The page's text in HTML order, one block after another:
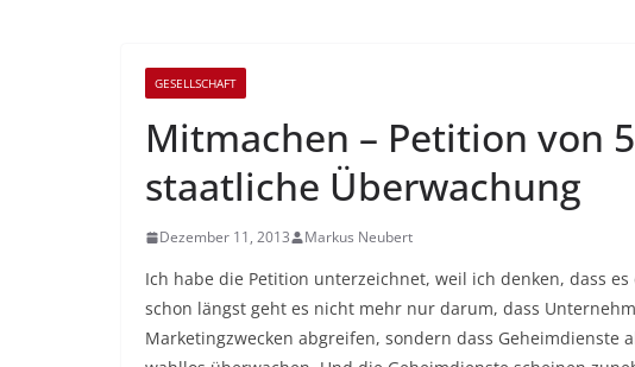
GESELLSCHAFT
Mitmachen – Petition von
staatliche Überwachung
Dezember 11, 2013 Markus Neubert
Ich habe die Petition unterzeichnet, weil ich denken, dass
schon längst geht es nicht mehr nur darum, dass
Marketingzwecken abgreifen, sondern dass Geheimdienste